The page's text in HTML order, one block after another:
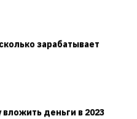
зарабатывает
вложить деньги в 2023